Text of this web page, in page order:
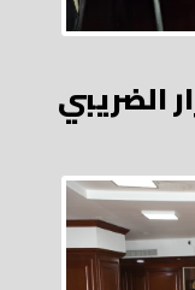
الضريبي